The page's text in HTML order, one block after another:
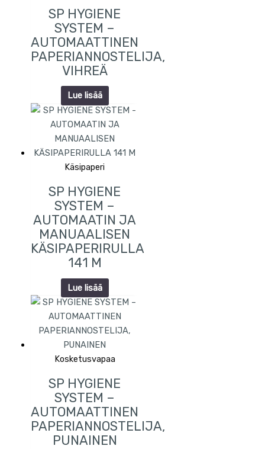
SP HYGIENE
SYSTEM –
AUTOMAATTINEN
PAPERIANNOSTELIJA,
VIHREÄ
Lue lisää
Käsipaperi
SP HYGIENE
SYSTEM –
AUTOMAATIN JA
MANUAALISEN
KÄSIPAPERIRULLA
141 M
Lue lisää
Kosketusvapaa
SP HYGIENE
SYSTEM –
AUTOMAATTINEN
PAPERIANNOSTELIJA,
PUNAINEN